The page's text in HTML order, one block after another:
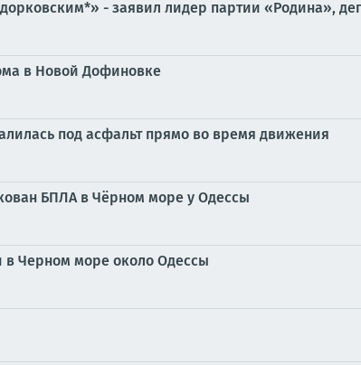
- заявил лидер партии «Родина»,
в Новой Дофиновке
под асфальт прямо во время движения
БПЛА в Чёрном море у Одессы
в Черном море около Одессы